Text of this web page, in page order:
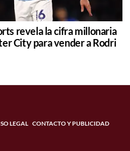
revela la cifra millonaria
City para vender a Rodri
LEGAL CONTACTO Y PUBLICIDAD